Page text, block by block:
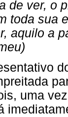
de ver, o
toda sua
aquilo a
uma